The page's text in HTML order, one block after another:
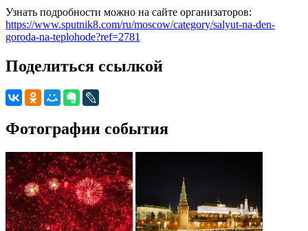
Узнать подробности можно на сайте организаторов:
https://www.sputnik8.com/ru/moscow/category/salyut-na-den-
goroda-na-teplohode?ref=2781
Поделиться ссылкой
Фотографии события